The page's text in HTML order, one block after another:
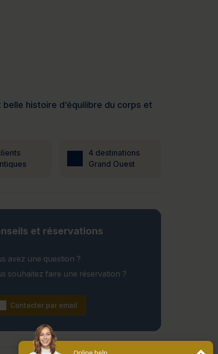
histoire d’équilibre du corps et
4 destinations
Grand Ouest
et réservations
avez une question ?
souhaitez faire une réservation ?
Contacter par email